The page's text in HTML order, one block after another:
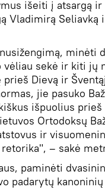
išeiti į atsargą
Vladimirą Seliavką
minėti
vėliau sekė ir kiti jų
Dievą ir
jie pasuko
išpuolius prieš
Ortodoksų
ir
– sakė
paminėti
padarytų